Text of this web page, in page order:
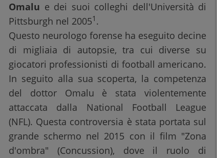
Omalu e dei suoi colleghi dell'Università di
Pittsburgh nel 20051 .
Questo neurologo forense ha eseguito decine
di migliaia di autopsie, tra cui diverse su
giocatori professionisti di football americano.
In seguito alla sua scoperta, la competenza
del dottor Omalu è stata violentemente
attaccata dalla National Football League
(NFL). Questa controversia è stata portata sul
grande schermo nel 2015 con il film "Zona
d'ombra" (Concussion), dove il ruolo di